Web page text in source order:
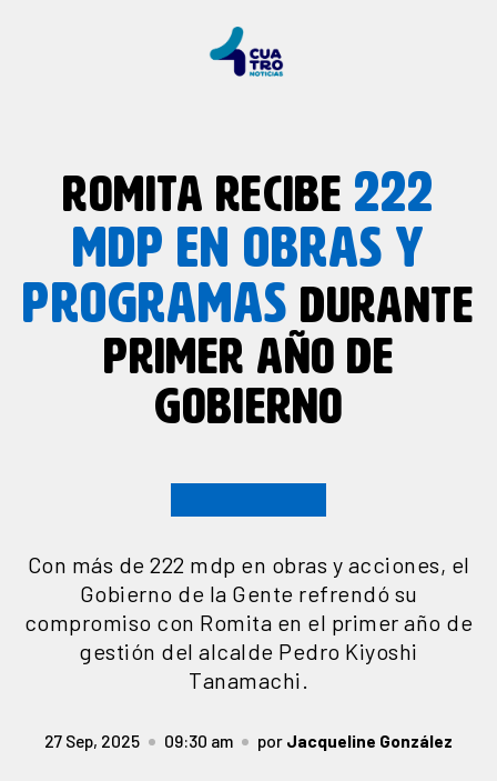
ROMITA RECIBE 222
MDP EN OBRAS Y
PROGRAMAS DURANTE
PRIMER AÑO DE
GOBIERNO
Con más de 222 mdp en obras y acciones, el
Gobierno de la Gente refrendó su
compromiso con Romita en el primer año de
gestión del alcalde Pedro Kiyoshi
Tanamachi.
27 Sep, 2025 09:30 am por Jacqueline González